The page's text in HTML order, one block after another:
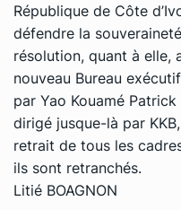
République de Côte
défendre la
résolution, quant à elle,
nouveau Bureau
par Yao Kouamé
dirigé jusque-là par
retrait de tous les
ils sont retranchés.
Litié BOAGNON